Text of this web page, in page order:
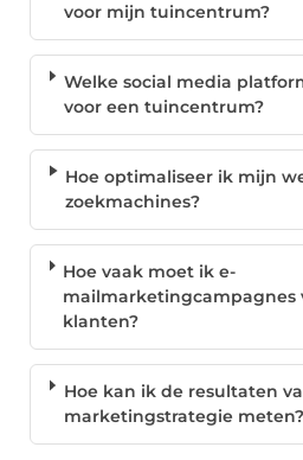
voor mijn tuincentrum?
Welke social media
voor een tuincentrum?
Hoe optimaliseer ik mijn
zoekmachines?
Hoe vaak moet ik e-
mailmarketingcampagnes
klanten?
Hoe kan ik de resultaten
marketingstrategie meten?